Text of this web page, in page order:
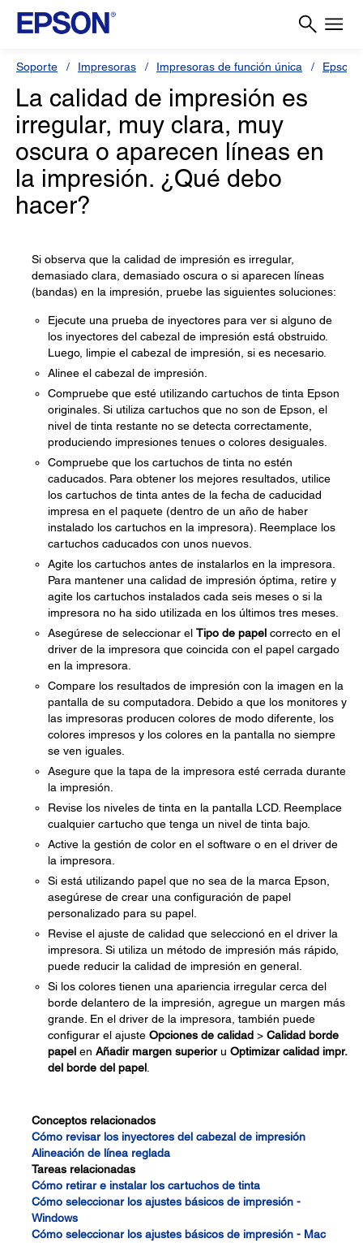
Soporte Impresoras Impresoras de función única Epson
La calidad de impresión es
irregular, muy clara, muy
oscura o aparecen líneas en
la impresión. ¿Qué debo
hacer?
Si observa que la calidad de impresión es irregular,
demasiado clara, demasiado oscura o si aparecen líneas
(bandas) en la impresión, pruebe las siguientes soluciones:
Ejecute una prueba de inyectores para ver si alguno de
los inyectores del cabezal de impresión está obstruido.
Luego, limpie el cabezal de impresión, si es necesario.
Alinee el cabezal de impresión.
Compruebe que esté utilizando cartuchos de tinta Epson
originales. Si utiliza cartuchos que no son de Epson, el
nivel de tinta restante no se detecta correctamente,
produciendo impresiones tenues o colores desiguales.
Compruebe que los cartuchos de tinta no estén
caducados. Para obtener los mejores resultados, utilice
los cartuchos de tinta antes de la fecha de caducidad
impresa en el paquete (dentro de un año de haber
instalado los cartuchos en la impresora). Reemplace los
cartuchos caducados con unos nuevos.
Agite los cartuchos antes de instalarlos en la impresora.
Para mantener una calidad de impresión óptima, retire y
agite los cartuchos instalados cada seis meses o si la
impresora no ha sido utilizada en los últimos tres meses.
Asegúrese de seleccionar el Tipo de papel correcto en el
driver de la impresora que coincida con el papel cargado
en la impresora.
Compare los resultados de impresión con la imagen en la
pantalla de su computadora. Debido a que los monitores y
las impresoras producen colores de modo diferente, los
colores impresos y los colores en la pantalla no siempre
se ven iguales.
Asegure que la tapa de la impresora esté cerrada durante
la impresión.
Revise los niveles de tinta en la pantalla LCD. Reemplace
cualquier cartucho que tenga un nivel de tinta bajo.
Active la gestión de color en el software o en el driver de
la impresora.
Si está utilizando papel que no sea de la marca Epson,
asegúrese de crear una configuración de papel
personalizado para su papel.
Revise el ajuste de calidad que seleccionó en el driver la
impresora. Si utiliza un método de impresión más rápido,
puede reducir la calidad de impresión en general.
Si los colores tienen una apariencia irregular cerca del
borde delantero de la impresión, agregue un margen más
grande. En el driver de la impresora, también puede
configurar el ajuste Opciones de calidad > Calidad borde
papel en Añadir margen superioru Optimizar calidad impr.
del borde del papel
Conceptos relacionados
Cómo revisar los inyectores del cabezal de impresión
Alineación de línea reglada
Tareas relacionadas
Cómo retirar e instalar los cartuchos de tinta
Cómo seleccionar los ajustes básicos de impresión -
Windows
Cómo seleccionar los ajustes básicos de impresión - Mac